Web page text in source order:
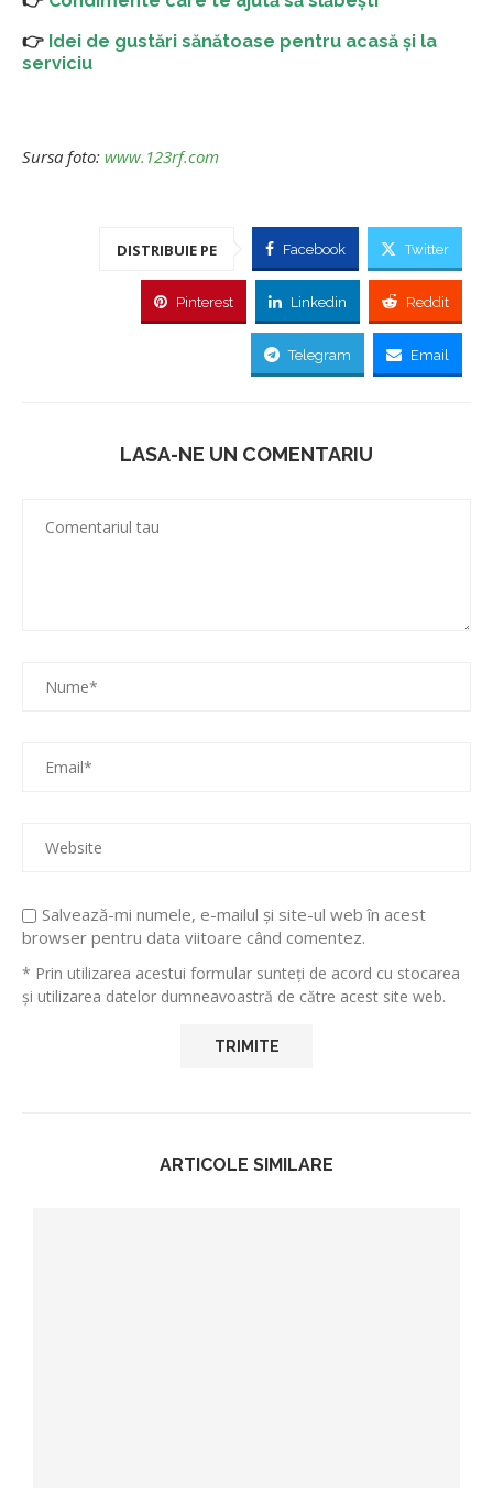
👉 Idei de gustări sănătoase pentru acasă și la
serviciu
Sursa foto: www.123rf.com
DISTRIBUIE PE Facebook Twitter
Pinterest Linkedin Reddit
Telegram Email
LASA-NE UN COMENTARIU
Salvează-mi numele, e-mailul și site-ul web în acest
browser pentru data viitoare când comentez.
* Prin utilizarea acestui formular sunteți de acord cu stocarea
și utilizarea datelor dumneavoastră de către acest site web.
ARTICOLE SIMILARE